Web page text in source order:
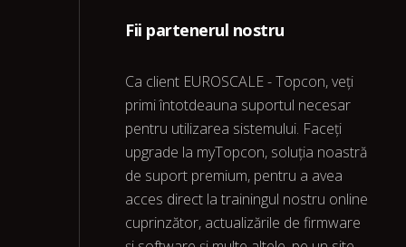
Fii partenerul nostru
Ca client EUROSCALE - Topcon, veți
primi întotdeauna suportul necesar
pentru utilizarea sistemului. Faceți
upgrade la myTopcon, soluția noastră
de suport premium, pentru a avea
acces direct la trainingul nostru online
cuprinzător, actualizările de firmware